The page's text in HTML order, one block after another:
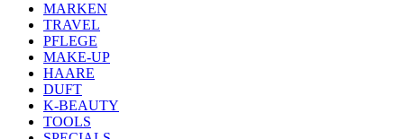
MARKEN
TRAVEL
PFLEGE
MAKE-UP
HAARE
DUFT
K-BEAUTY
TOOLS